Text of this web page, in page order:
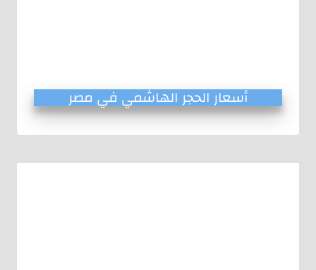
أسعار الحجر الهاشمي في مصر